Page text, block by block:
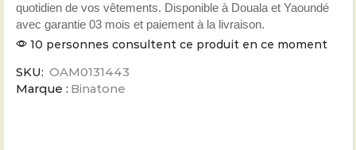
quotidien de vos vêtements. Disponible à Douala et Yaoundé
avec garantie 03 mois et paiement à la livraison.
10 personnes consultent ce produit en ce moment
SKU: OAM0131443
Marque : Binatone